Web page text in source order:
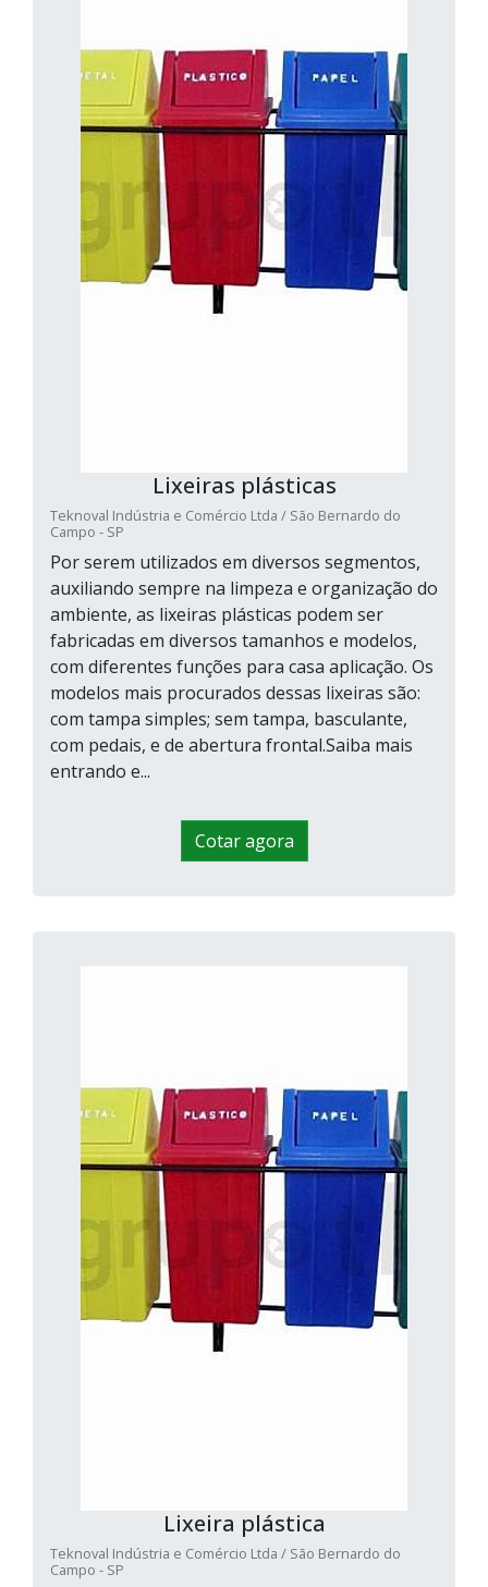
Lixeiras plásticas
Teknoval Indústria e Comércio Ltda / São Bernardo do
Campo - SP
Por serem utilizados em diversos segmentos,
auxiliando sempre na limpeza e organização do
ambiente, as lixeiras plásticas podem ser
fabricadas em diversos tamanhos e modelos,
com diferentes funções para casa aplicação. Os
modelos mais procurados dessas lixeiras são:
com tampa simples; sem tampa, basculante,
com pedais, e de abertura frontal.Saiba mais
entrando e...
Cotar agora
Lixeira plástica
Teknoval Indústria e Comércio Ltda / São Bernardo do
Campo - SP